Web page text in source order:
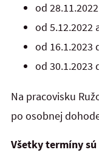
od
od 5.12.2022
od 16.1.2023
od 30.1.2023
Na pracovisku
po osobnej
Všetky termíny sú